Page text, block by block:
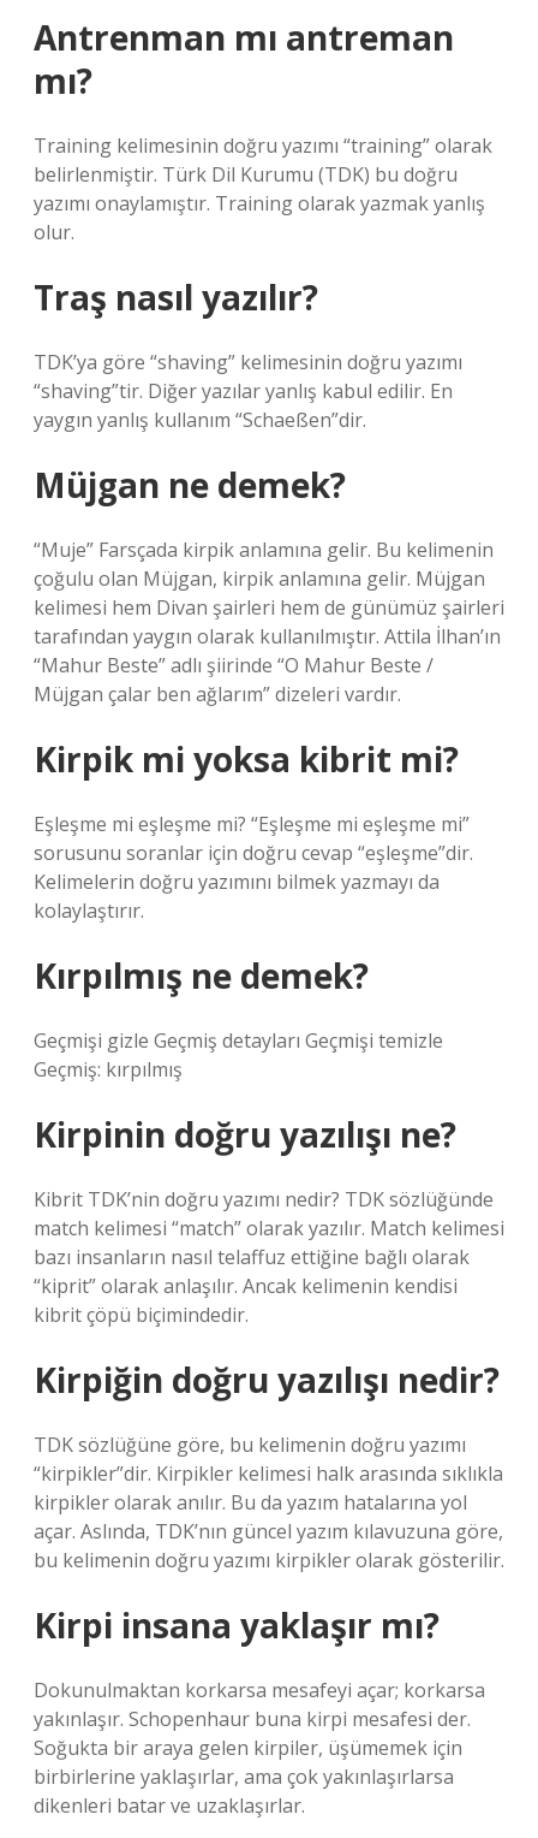
Antrenman mı antreman
mı?
Training kelimesinin doğru yazımı “training” olarak
belirlenmiştir. Türk Dil Kurumu (TDK) bu doğru
yazımı onaylamıştır. Training olarak yazmak yanlış
olur.
Traş nasıl yazılır?
TDK’ya göre “shaving” kelimesinin doğru yazımı
“shaving”tir. Diğer yazılar yanlış kabul edilir. En
yaygın yanlış kullanım “Schaeßen”dir.
Müjgan ne demek?
“Muje” Farsçada kirpik anlamına gelir. Bu kelimenin
çoğulu olan Müjgan, kirpik anlamına gelir. Müjgan
kelimesi hem Divan şairleri hem de günümüz şairleri
tarafından yaygın olarak kullanılmıştır. Attila İlhan’ın
“Mahur Beste” adlı şiirinde “O Mahur Beste /
Müjgan çalar ben ağlarım” dizeleri vardır.
Kirpik mi yoksa kibrit mi?
Eşleşme mi eşleşme mi? “Eşleşme mi eşleşme mi”
sorusunu soranlar için doğru cevap “eşleşme”dir.
Kelimelerin doğru yazımını bilmek yazmayı da
kolaylaştırır.
Kırpılmış ne demek?
Geçmişi gizle Geçmiş detayları Geçmişi temizle
Geçmiş: kırpılmış
Kirpinin doğru yazılışı ne?
Kibrit TDK’nin doğru yazımı nedir? TDK sözlüğünde
match kelimesi “match” olarak yazılır. Match kelimesi
bazı insanların nasıl telaffuz ettiğine bağlı olarak
“kiprit” olarak anlaşılır. Ancak kelimenin kendisi
kibrit çöpü biçimindedir.
Kirpiğin doğru yazılışı nedir?
TDK sözlüğüne göre, bu kelimenin doğru yazımı
“kirpikler”dir. Kirpikler kelimesi halk arasında sıklıkla
kirpikler olarak anılır. Bu da yazım hatalarına yol
açar. Aslında, TDK’nın güncel yazım kılavuzuna göre,
bu kelimenin doğru yazımı kirpikler olarak gösterilir.
Kirpi insana yaklaşır mı?
Dokunulmaktan korkarsa mesafeyi açar; korkarsa
yakınlaşır. Schopenhaur buna kirpi mesafesi der.
Soğukta bir araya gelen kirpiler, üşümemek için
birbirlerine yaklaşırlar, ama çok yakınlaşırlarsa
dikenleri batar ve uzaklaşırlar.